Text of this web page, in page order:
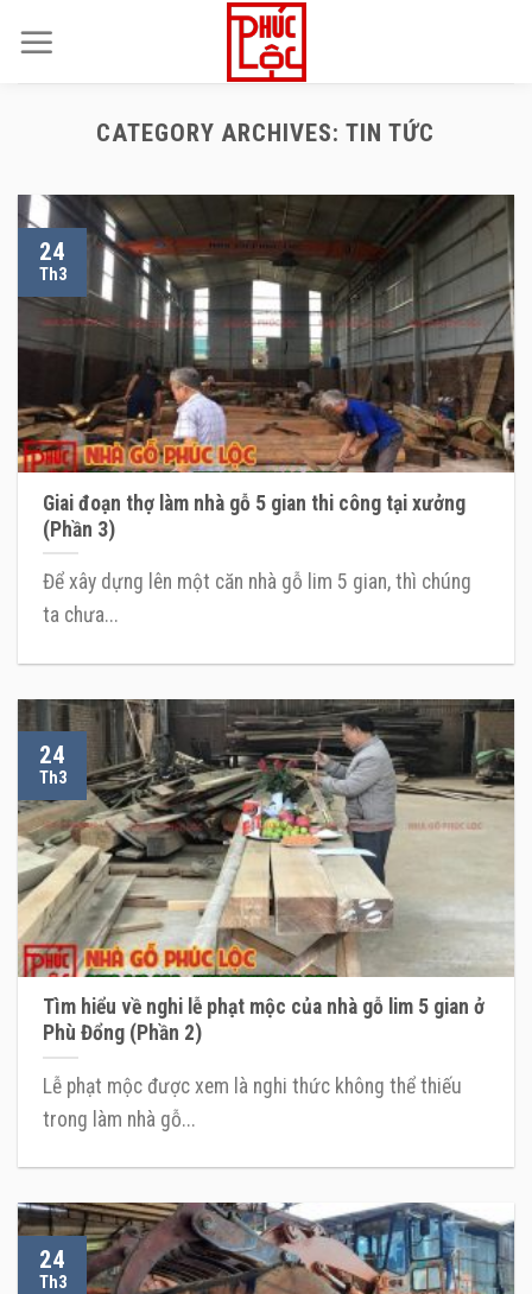
CATEGORY ARCHIVES:TIN TỨC
Giai đoạn thợ làm nhà gỗ 5 gian thi công tại xưởng
(Phần 3)
Để xây dựng lên một căn nhà gỗ lim 5 gian, thì chúng
ta chưa...
24
Th3
Tìm hiểu về nghi lễ phạt mộc của nhà gỗ lim 5 gian ở
Phù Đổng (Phần 2)
Lễ phạt mộc được xem là nghi thức không thể thiếu
trong làm nhà gỗ...
24
Th3
24
Th3